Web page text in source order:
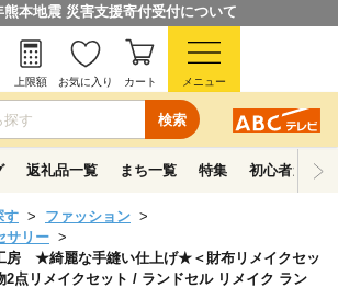
熊本地震 災害支援寄付受付について
検索
上限額 お気に入り カート メニュー
返礼品一覧 まち一覧 特集 初心者ガイド
す
ファッション
サリー
房 ★綺麗な手縫い仕上げ★＜財布リメイクセッ
2点リメイクセット / ランドセル リメイク ラン